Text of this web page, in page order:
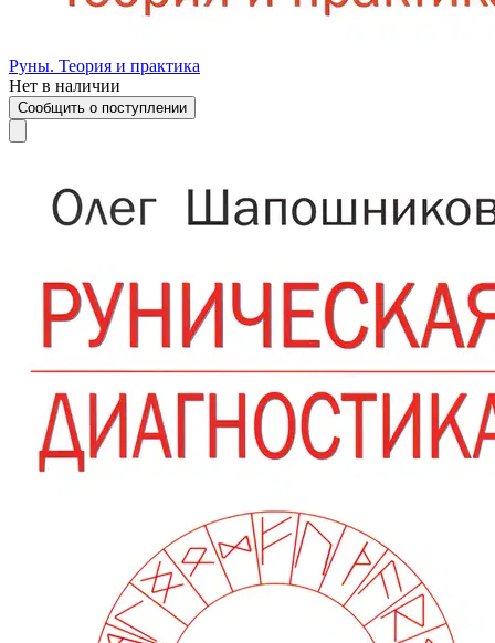
Руны. Теория и практика
Нет в наличии
Сообщить о поступлении